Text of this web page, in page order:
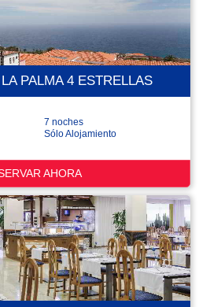
PALMA 4 ESTRELLAS
7 noches
Sólo Alojamiento
AHORA